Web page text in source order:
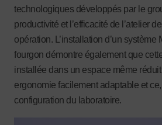
technologiques développés par le
productivité et l’efficacité de l’atelier
opération. L’installation d’un système
fourgon démontre également que
installée dans un espace même
ergonomie facilement adaptable et
configuration du laboratoire.